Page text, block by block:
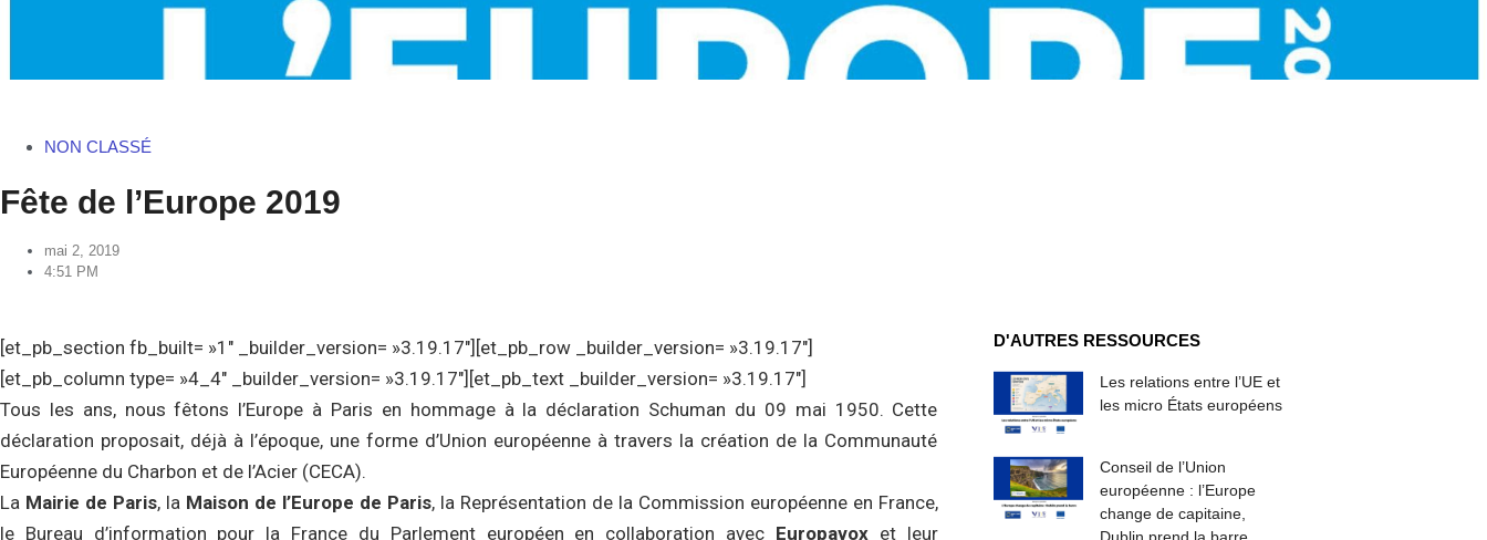
NON CLASSÉ
Fête de l’Europe 2019
mai 2, 2019
4:51 PM
[et_pb_section fb_built= »1″ _builder_version= »3.19.17″][et_pb_row _builder_version= »3.19.17″]
[et_pb_column type= »4_4″ _builder_version= »3.19.17″][et_pb_text _builder_version= »3.19.17″]
Tous les ans, nous fêtons l’Europe à Paris en hommage à la déclaration Schuman du 09 mai 1950. Cette
déclaration proposait, déjà à l’époque, une forme d’Union européenne à travers la création de la Communauté
Européenne du Charbon et de l’Acier (CECA).
La Mairie de Paris, la Maison de l’Europe de Paris, la Représentation de la Commission européenne en France,
le Bureau d’information pour la France du Parlement européen en collaboration avec Europavoxet leur
D'AUTRES RESSOURCES
Les relations entre l’UE et
les micro États européens
Conseil de l’Union
européenne : l’Europe
change de capitaine,